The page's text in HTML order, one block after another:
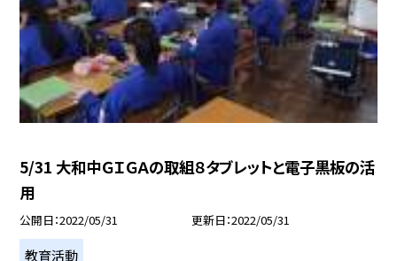
5/31 大和中ＧＩＧＡの取組８タブレットと電子黒板の活
用
公開日 2022/05/31 更新日 2022/05/31
教育活動